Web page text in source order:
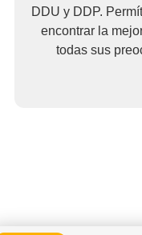
DDU y DDP.
encontrar la
todas sus